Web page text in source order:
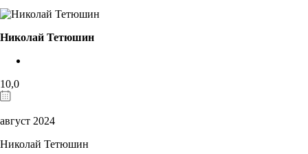
Николай Тетюшин
10,0
август 2024
Николай Тетюшин